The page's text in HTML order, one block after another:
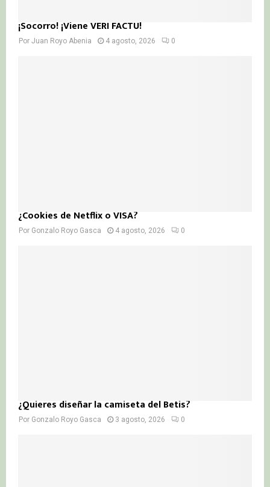
¡Socorro! ¡Viene VERI FACTU!
Por Juan Royo Abenia 4 agosto, 2026 0
¿Cookies de Netflix o VISA?
Por Gonzalo Royo Gasca 4 agosto, 2026 0
¿Quieres diseñar la camiseta del Betis?
Por Gonzalo Royo Gasca 3 agosto, 2026 0